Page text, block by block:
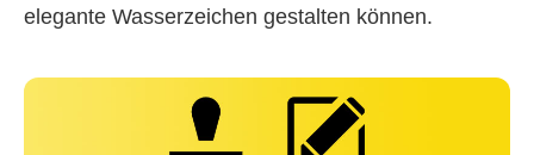
elegante Wasserzeichen gestalten können.